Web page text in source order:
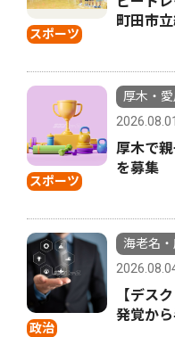
スポーツ
町田市
スポーツ
厚木・愛
2026.08.01
厚木で
を募集
政治
海老名
【デス
発覚か